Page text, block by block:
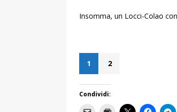
Insomma, un Locci-Colao
1 2
Condividi: